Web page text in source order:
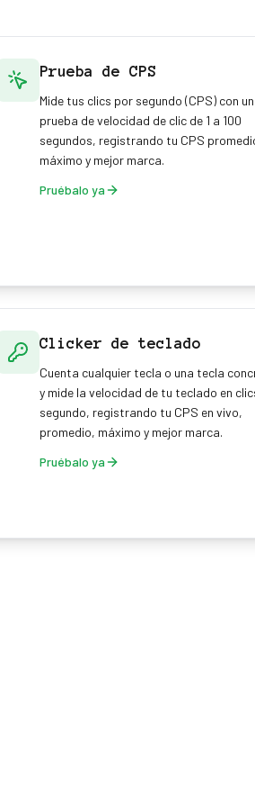
Prueba de CPS
Mide tus clics por segundo (CPS) con
prueba de velocidad de clic de 1 a 100
segundos, registrando tu CPS
máximo y mejor marca.
Pruébalo ya
Clicker de teclado
Cuenta cualquier tecla o una tecla
y mide la velocidad de tu teclado en
segundo, registrando tu CPS en vivo,
promedio, máximo y mejor marca.
Pruébalo ya